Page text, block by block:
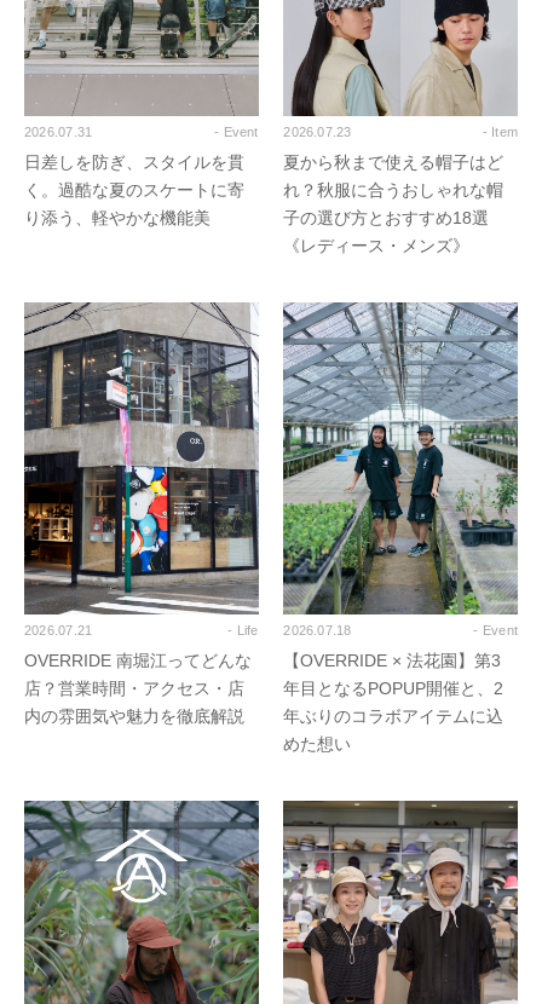
2026.07.31 - Event
日差しを防ぎ、スタイルを貫
く。過酷な夏のスケートに寄
り添う、軽やかな機能美
2026.07.23 - Item
夏から秋まで使える帽子はど
れ？秋服に合うおしゃれな帽
子の選び方とおすすめ18選
《レディース・メンズ》
2026.07.21 - Life
OVERRIDE 南堀江ってどんな
店？営業時間・アクセス・店
内の雰囲気や魅力を徹底解説
2026.07.18 - Event
【OVERRIDE × 法花園】第3
年目となるPOPUP開催と、2
年ぶりのコラボアイテムに込
めた想い